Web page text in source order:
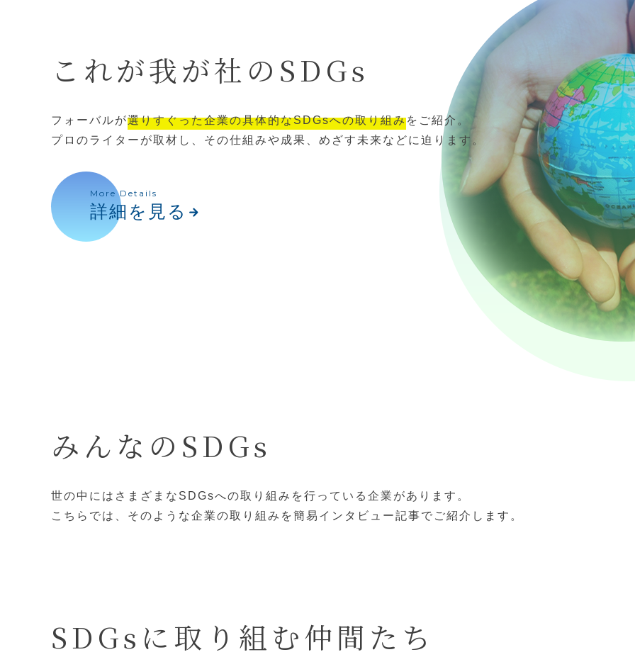
これが我が社の SDGs
フォーバルが選りすぐった企業の具体的なSDGsへの取り組みをご紹介。
プロのライターが取材し、その仕組みや成果、めざす未来などに迫ります。
More Details
詳細を見る arrow_forward
みんなのSDGs
世の中にはさまざまなSDGsへの取り組みを行っている企業があります。
こちらでは、そのような企業の取り組みを簡易インタビュー記事でご紹介します。
SDGsに取り組む仲間たち